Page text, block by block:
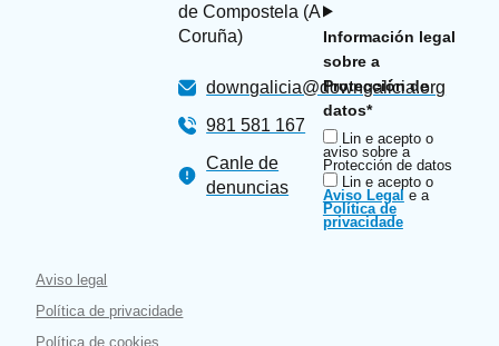
de Compostela (A
Coruña)
downgalicia@downgalicia.org
981 581 167
Canle de
denuncias
Información legal
sobre a
Protección de
datos*
Lin e acepto o
aviso sobre a
Protección de datos
Lin e acepto o
Aviso Legal e a
Política de
privacidade
Aviso legal
Política de privacidade
Política de cookies